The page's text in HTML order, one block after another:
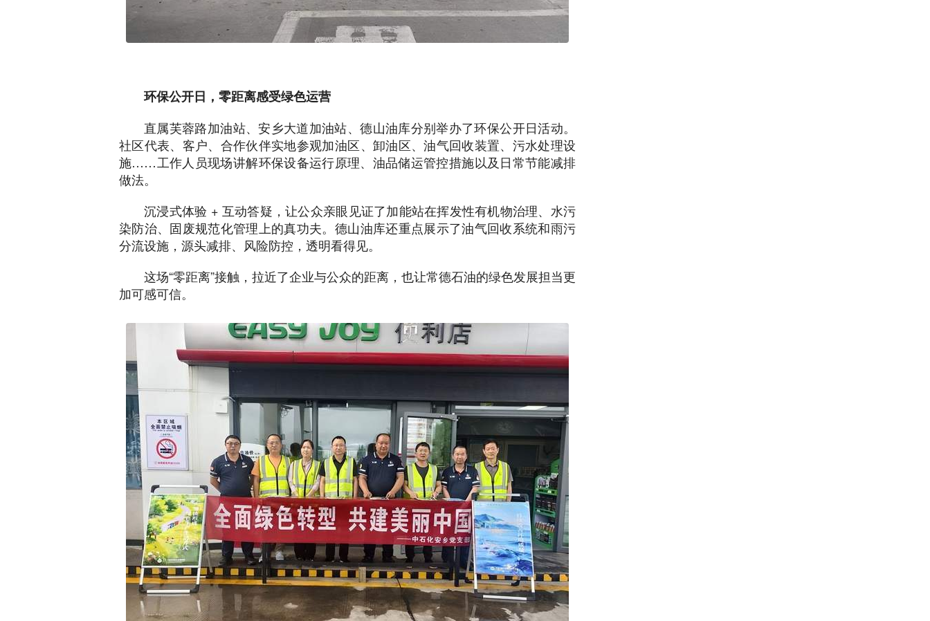
环保公开日，零距离感受绿色运营
直属芙蓉路加油站、安乡大道加油站、德山油库分别举办了环保公开日活动。
社区代表、客户、合作伙伴实地参观加油区、卸油区、油气回收装置、污水处理设
施……工作人员现场讲解环保设备运行原理、油品储运管控措施以及日常节能减排
做法。
沉浸式体验 + 互动答疑，让公众亲眼见证了加能站在挥发性有机物治理、水污
染防治、固废规范化管理上的真功夫。德山油库还重点展示了油气回收系统和雨污
分流设施，源头减排、风险防控，透明看得见。
这场“零距离”接触，拉近了企业与公众的距离，也让常德石油的绿色发展担当更
加可感可信。